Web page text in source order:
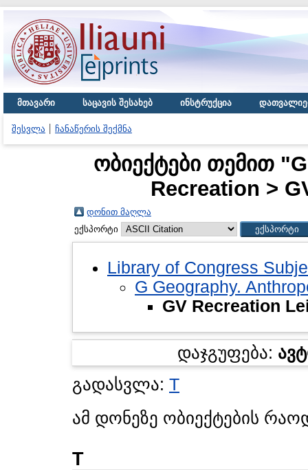
მთავარი საცავის შესახებ ინსტრუქცია
შესვლა ჩანაწერის შექმნა
ობიექტები თემით
Recreation >
დონით მაღლა
ექსპორტი
Library of Congress
G Geography.
GV Recreation
დაჯგუფება:
გადასვლა: T
ამ დონეზე ობიექტების
T